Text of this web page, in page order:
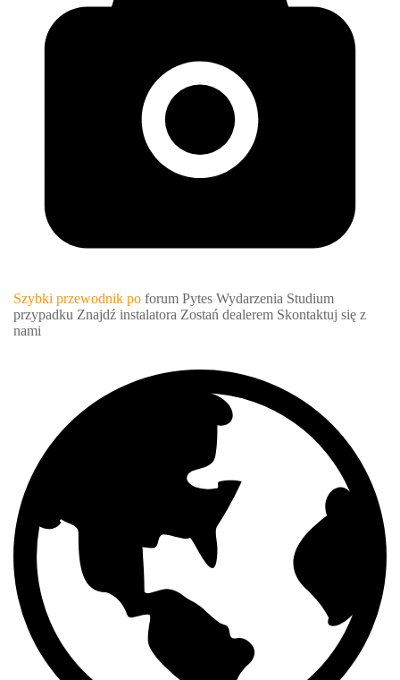
Szybki przewodnik po forum Pytes Wydarzenia Studium
przypadku Znajdź instalatora Zostań dealerem Skontaktuj się z
nami